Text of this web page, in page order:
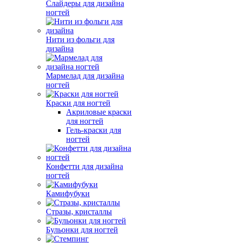
Слайдеры для дизайна
ногтей
Нити из фольги для
дизайна
Мармелад для дизайна
ногтей
Краски для ногтей
Акриловые краски
для ногтей
Гель-краски для
ногтей
Конфетти для дизайна
ногтей
Камифубуки
Стразы, кристаллы
Бульонки для ногтей